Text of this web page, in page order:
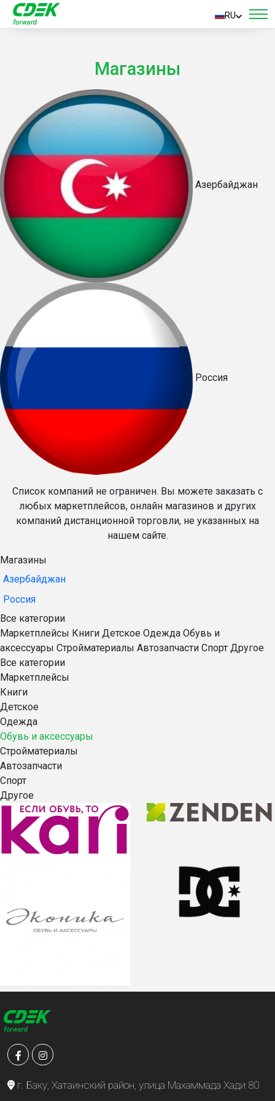
RU
Магазины
Азербайджан
Россия
Список компаний не ограничен. Вы можете заказать с
любых маркетплейсов, онлайн магазинов и других
компаний дистанционной торговли, не указанных на
нашем сайте.
Магазины
Азербайджан
Россия
Все категории
Маркетплейсы Книги Детское Одежда Обувь и
аксессуары Стройматериалы Автозапчасти Спорт Другое
Все категории
Маркетплейсы
Книги
Детское
Одежда
Обувь и аксессуары
Стройматериалы
Автозапчасти
Спорт
Другое
г. Баку, Хатаинский район, улица Махаммада Хади 80